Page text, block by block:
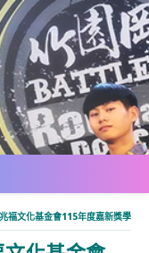
福文化基金會115年度嘉新獎學金